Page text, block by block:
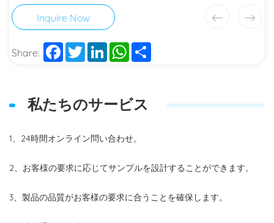
Inquire Now
Share: Facebook
TwitterLinkedInWhatsApp
私たちのサービス
1、24時間オンライン問い合わせ。
2、お客様の要求に応じてサンプルを設計することができます。
3、製品の品質がお客様の要求に合うことを確保します。